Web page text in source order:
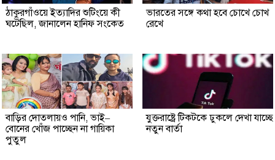
ঠাকুরগাঁওয়ে ইত্যাদির শুটিংয়ে কী
ঘটেছিল, জানালেন হানিফ সংকেত
ভারতের সঙ্গে কথা হবে চোখে চোখ
রেখে
বাড়ির দোতলায়ও পানি, ভাই–
বোনের খোঁজ পাচ্ছেন না গায়িকা
পুতুল
যুক্তরাষ্ট্রে টিকটকে ঢুকলে দেখা যাচ্ছে
নতুন বার্তা